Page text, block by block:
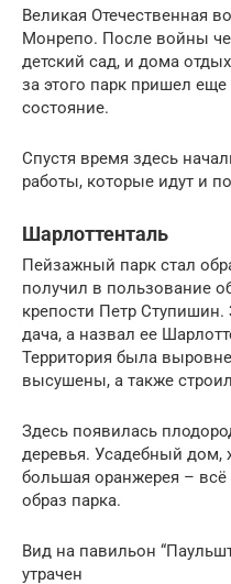
Великая Отечественная
Монрепо. После войны
детский сад, и дома
за этого парк пришел
состояние.
Спустя время здесь
работы, которые идут и
Шарлоттенталь
Пейзажный парк стал
получил в пользование
крепости Петр Ступишин.
дача, а назвал ее
Территория была
высушены, а также
Здесь появилась
деревья. Усадебный дом,
большая оранжерея –
образ парка.
Вид на павильон
утрачен